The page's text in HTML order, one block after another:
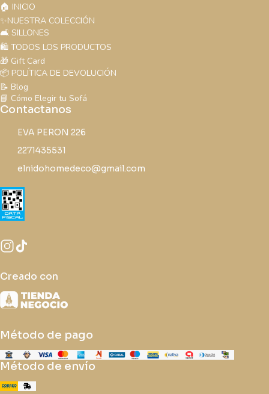
🏠 INICIO
✨NUESTRA COLECCIÓN
🛋️ SILLONES
🛍️ TODOS LOS PRODUCTOS
🎁 Gift Card
📦 POLÍTICA DE DEVOLUCIÓN
📝 Blog
📘 Cómo Elegir tu Sofá
Contactanos
EVA PERON 226
2271435531
elnidohomedeco@gmail.com
Creado con
Método de pago
Método de envío